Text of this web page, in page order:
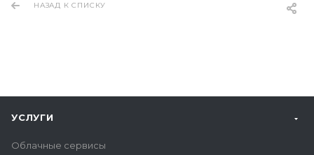
НАЗАД К СПИСКУ
УСЛУГИ
Облачные сервисы